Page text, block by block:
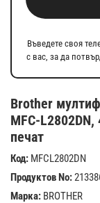
Brother
MFC-
печат
Код: MFCL2802DN
Продуктов No:
Марка: BROTHER
Въведете своя
с вас, за да